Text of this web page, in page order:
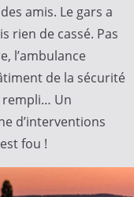
amis. Le gars a
rien de cassé. Pas
l’ambulance
de la sécurité
rempli… Un
d’interventions
fou !